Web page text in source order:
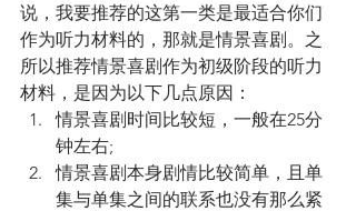
说，我要推荐的这第一类是最适合你们
作为听力材料的，那就是情景喜剧。之
所以推荐情景喜剧作为初级阶段的听力
材料，是因为以下几点原因：
情景喜剧时间比较短，一般在25分
钟左右;
情景喜剧本身剧情比较简单，且单
集与单集之间的联系也没有那么紧